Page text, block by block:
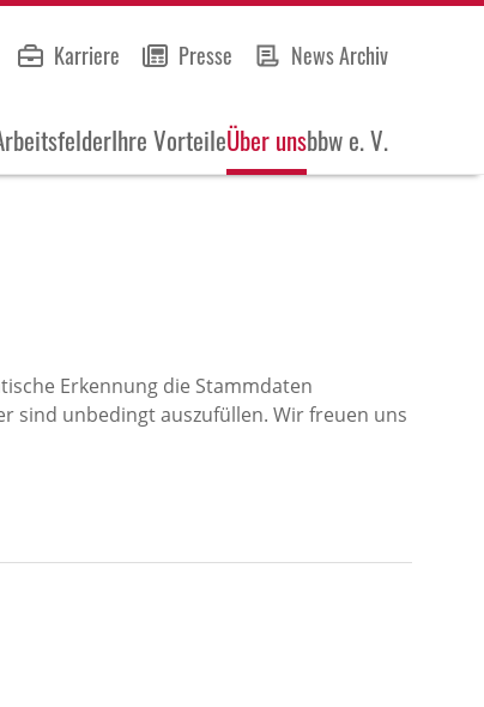
Karriere Presse News Archiv
Ihre VorteileÜber unsbbw e. V.
Erkennung die Stammdaten
sind unbedingt auszufüllen. Wir freuen uns